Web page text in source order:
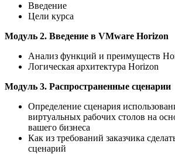
Введение
Цели курса
Модуль 2. Введение в VMware Horizon
Анализ функций и преимуществ
Логическая архитектура Horizon
Модуль 3. Распространенные сценарии
Определение сценария
виртуальных рабочих столов на
вашего бизнеса
Как из требований заказчика
сценарий